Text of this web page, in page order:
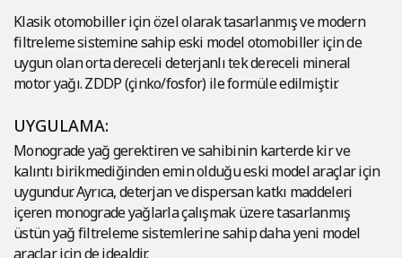
Klasik otomobiller için özel olarak tasarlanmış ve modern
filtreleme sistemine sahip eski model otomobiller için de
uygun olan orta dereceli deterjanlı tek dereceli mineral
motor yağı. ZDDP (çinko/fosfor) ile formüle edilmiştir.
UYGULAMA:
Monograde yağ gerektiren ve sahibinin karterde kir ve
kalıntı birikmediğinden emin olduğu eski model araçlar için
uygundur. Ayrıca, deterjan ve dispersan katkı maddeleri
içeren monograde yağlarla çalışmak üzere tasarlanmış
üstün yağ filtreleme sistemlerine sahip daha yeni model
araçlar için de idealdir.